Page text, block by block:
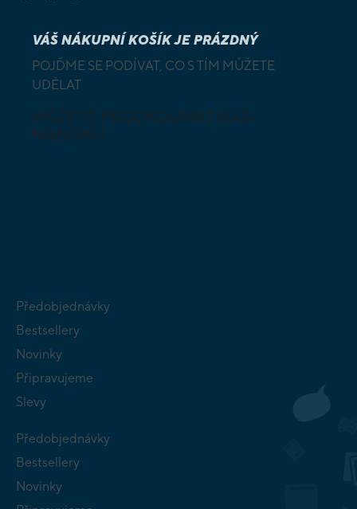
VÁŠ NÁKUPNÍ KOŠÍK JE PRÁZDNÝ
POJĎME SE PODÍVAT, CO S TÍM MŮŽETE
UDĚLAT
MŮŽETE PROZKOUMAT NAŠI
NABÍDKU
Předobjednávky
Bestsellery
Novinky
Připravujeme
Slevy
Předobjednávky
Bestsellery
Novinky